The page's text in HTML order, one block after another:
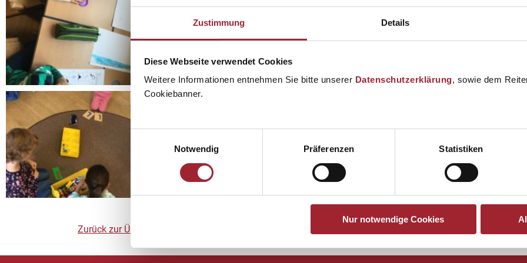
Zustimmung Details
Diese Webseite verwendet Cookies
Weitere Informationen entnehmen Sie bitte unserer Datenschutzerklärung, sowie dem
Cookiebanner.
Notwendig
Präferenzen Statistiken
Nur notwendige Cookies
Zurück zur Übersicht